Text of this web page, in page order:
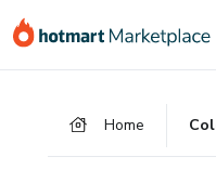
para
para
para
Home